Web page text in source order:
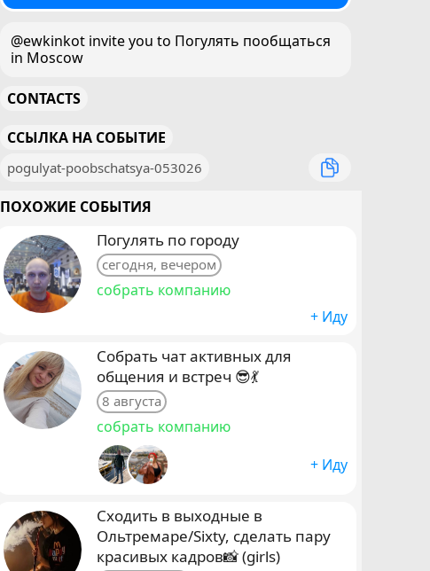
@ewkinkot invite you to Погулять пообщаться
in Moscow
CONTACTS
ССЫЛКА НА СОБЫТИЕ
pogulyat-poobschatsya-053026
ПОХОЖИЕ СОБЫТИЯ
Погулять по городу
сегодня, вечером
собрать компанию
+ Иду
Собрать чат активных для
общения и встреч 😎💃
8 августа
собрать компанию
+ Иду
Сходить в выходные в
Ольтремаре/Sixty, сделать пару
красивых кадров📸 (girls)